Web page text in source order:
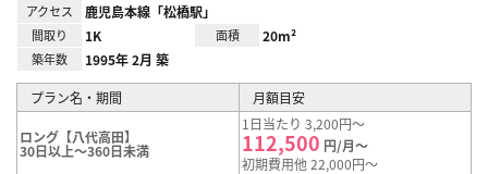
アクセス 鹿児島本線「松橋駅」
間取り 1K 面積 20m²
築年数 1995年 2月 築
プラン名・期間 月額目安
ロング【八代高田】
30日以上～360日未満
1日当たり 3,200円～
112,500 円/月～
初期費用他 22,000円～